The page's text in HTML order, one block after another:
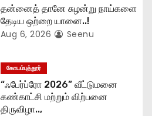
தன்னைத் தானே சுழன்று நாய்களை
தேடிய ஒற்றை யானை..!
Aug 6, 2026 Seenu
கோயம்புத்தூர்
“ஃபேர்ப்ரோ 2026” வீட்டுமனை
கண்காட்சி மற்றும் விற்பனை
திருவிழா..,